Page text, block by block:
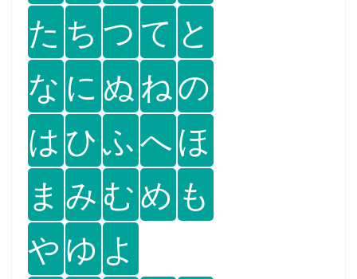
た ち つ て と
な に ぬ ねの
は ひふへほ
ま み むめ も
や ゆ よ